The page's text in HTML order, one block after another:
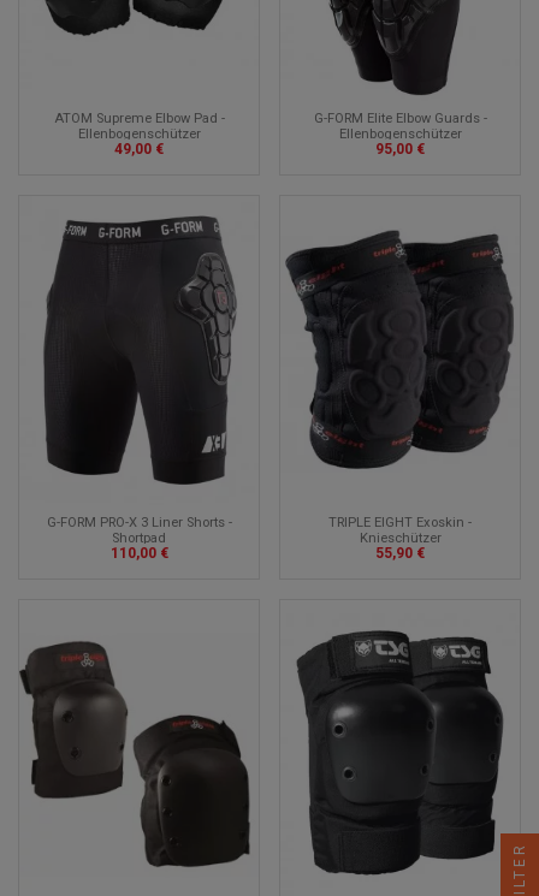
ATOM Supreme Elbow Pad -
Ellenbogenschützer
49,00 €
G-FORM Elite Elbow Guards -
Ellenbogenschützer
95,00 €
G-FORM PRO-X 3 Liner Shorts -
Shortpad
110,00 €
TRIPLE EIGHT Exoskin -
Knieschützer
55,90 €
FILTER